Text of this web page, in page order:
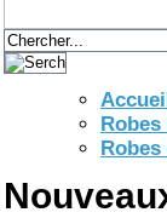
Accueil